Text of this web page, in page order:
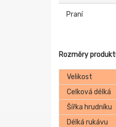
Praní
Rozměry
Velikost
Celková délká
Šířka hrudníku
Délká rukávu